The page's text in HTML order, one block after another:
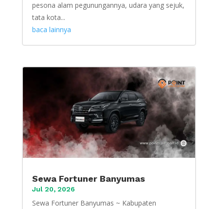
pesona alam pegunungannya, udara yang sejuk,
tata kota...
baca lainnya
Sewa Fortuner Banyumas
Jul 20, 2026
Sewa Fortuner Banyumas ~ Kabupaten